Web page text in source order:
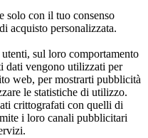
solo con il tuo consenso
acquisto personalizzata.
sul loro comportamento
dati vengono utilizzati per
web, per mostrarti pubblicità
le statistiche di utilizzo.
crittografati con quelli di
i loro canali pubblicitari